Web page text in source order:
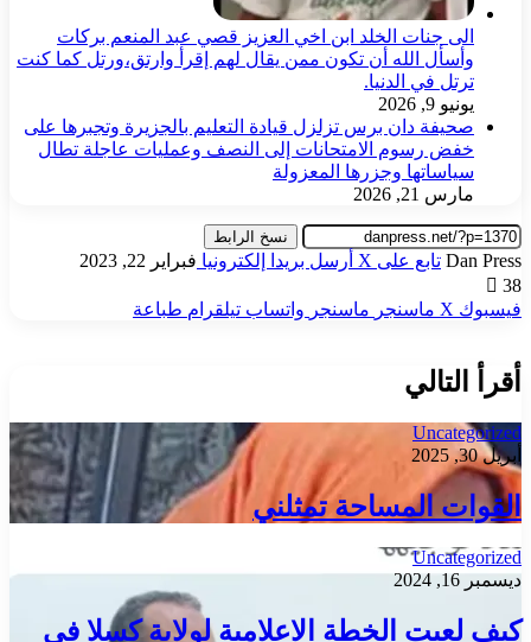
الى جنات الخلد ابن اخي العزيز قصي عبد المنعم بركات
وأسأل الله أن تكون ممن يقال لهم إقرأ وارتق،ورتل كما كنت
ترتل في الدنيا.
يونيو 9, 2026
صحيفة دان برس تزلزل قيادة التعليم بالجزيرة وتجبرها على
خفض رسوم الامتحانات إلى النصف وعمليات عاجلة تطال
سياساتها وجزرها المعزولة
مارس 21, 2026
نسخ الرابط
Dan Press تابع على X أرسل بريدا إلكترونيا فبراير 22, 2023
38
فيسبوك ‫X ماسنجر ماسنجر واتساب تيلقرام طباعة
أقرأ التالي
Uncategorized
أبريل 30, 2025
القوات المساحة تمثلني
Uncategorized
ديسمبر 16, 2024
كيف لعبت الخطة الاعلامية لولاية كسلا في